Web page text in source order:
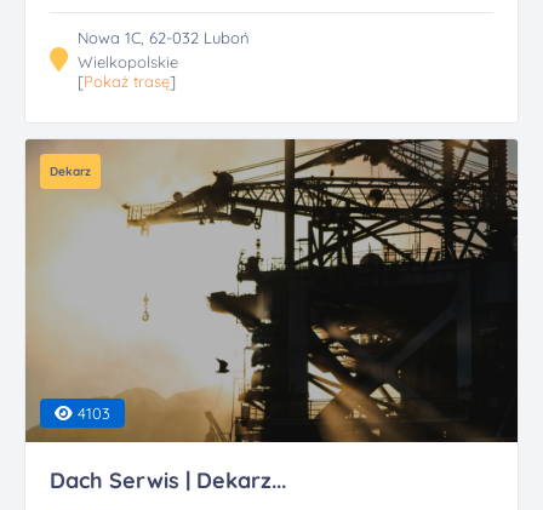
Nowa 1C, 62-032 Luboń
Wielkopolskie
[Pokaż trasę]
Dekarz
4103
Dach Serwis | Dekarz...